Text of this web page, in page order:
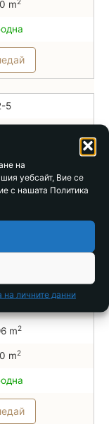
на
уебсайт, Вие се
с нашата Политика
на личните данни
m
5
m 2
6
m2
m2